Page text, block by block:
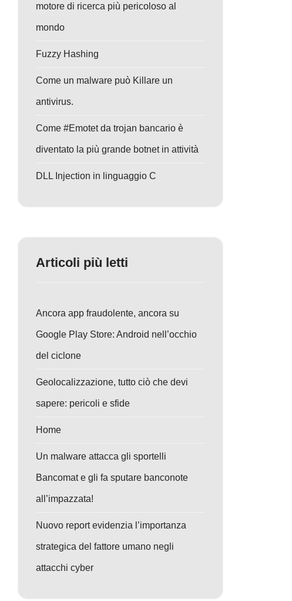
motore di ricerca più pericoloso al
mondo
Fuzzy Hashing
Come un malware può Killare un
antivirus.
Come #Emotet da trojan bancario è
diventato la più grande botnet in attività
DLL Injection in linguaggio C
Articoli più letti
Ancora app fraudolente, ancora su
Google Play Store: Android nell’occhio
del ciclone
Geolocalizzazione, tutto ciò che devi
sapere: pericoli e sfide
Home
Un malware attacca gli sportelli
Bancomat e gli fa sputare banconote
all’impazzata!
Nuovo report evidenzia l’importanza
strategica del fattore umano negli
attacchi cyber